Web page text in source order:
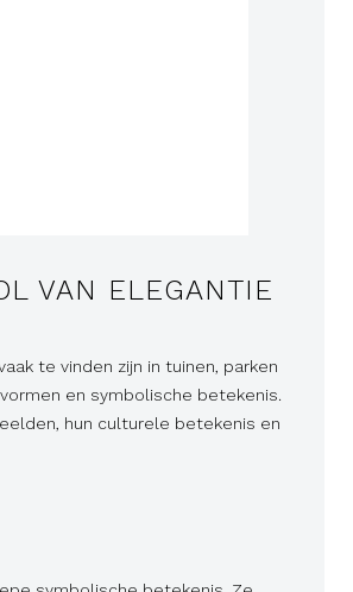
VAN ELEGANTIE
te vinden zijn in tuinen, parken
en symbolische betekenis.
hun culturele betekenis en